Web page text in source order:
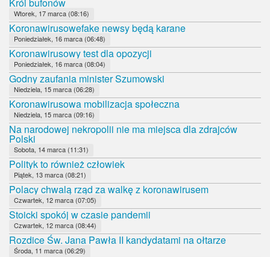
Wtorek, 17 marca (08:16)
Koronawirusowefake newsy będą karane
Poniedziałek, 16 marca (06:48)
Koronawirusowy test dla opozycji
Poniedziałek, 16 marca (08:04)
Godny zaufania minister Szumowski
Niedziela, 15 marca (06:28)
Koronawirusowa mobilizacja społeczna
Niedziela, 15 marca (09:16)
Na narodowej nekropolii nie ma miejsca dla zdrajców
Polski
Sobota, 14 marca (11:31)
Polityk to również człowiek
Piątek, 13 marca (08:21)
Polacy chwalą rząd za walkę z koronawirusem
Czwartek, 12 marca (07:05)
Stoicki spokój w czasie pandemii
Czwartek, 12 marca (08:44)
Rozdice Św. Jana Pawła II kandydatami na ołtarze
Środa, 11 marca (06:29)